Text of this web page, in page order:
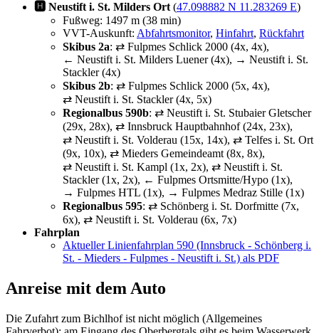
🅷 Neustift i. St. Milders Ort (47.098882 N 11.283269 E)
Fußweg: 1497 m (38 min)
VVT-Auskunft: Abfahrtsmonitor, Hinfahrt, Rückfahrt
Skibus 2a: ⇄ Fulpmes Schlick 2000 (4x, 4x),
← Neustift i. St. Milders Luener (4x), → Neustift i. St.
Stackler (4x)
Skibus 2b: ⇄ Fulpmes Schlick 2000 (5x, 4x),
⇄ Neustift i. St. Stackler (4x, 5x)
Regionalbus 590b: ⇄ Neustift i. St. Stubaier Gletscher
(29x, 28x), ⇄ Innsbruck Hauptbahnhof (24x, 23x),
⇄ Neustift i. St. Volderau (15x, 14x), ⇄ Telfes i. St. Ort
(9x, 10x), ⇄ Mieders Gemeindeamt (8x, 8x),
⇄ Neustift i. St. Kampl (1x, 2x), ⇄ Neustift i. St.
Stackler (1x, 2x), ← Fulpmes Ortsmitte/Hypo (1x),
→ Fulpmes HTL (1x), → Fulpmes Medraz Stille (1x)
Regionalbus 595: ⇄ Schönberg i. St. Dorfmitte (7x,
6x), ⇄ Neustift i. St. Volderau (6x, 7x)
Fahrplan
Aktueller Linienfahrplan 590 (Innsbruck - Schönberg i.
St. - Mieders - Fulpmes - Neustift i. St.) als PDF
Anreise mit dem Auto
Die Zufahrt zum Bichlhof ist nicht möglich (Allgemeines